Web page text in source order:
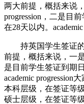
两大前提，概括来说
progression，二是目
在28天以内。
持英国学生签证的
前提，概括来说，一
是目前学生签证到期
academic progression
本科层级，在签证等
硕士层级，在签证等